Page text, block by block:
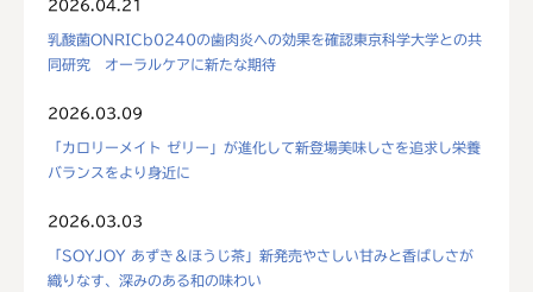
2026.04.21
乳酸菌ONRICb0240の歯肉炎への効果を確認東京科学大学との共
同研究 オーラルケアに新たな期待
2026.03.09
「カロリーメイト ゼリー」が進化して新登場美味しさを追求し栄養
バランスをより身近に
2026.03.03
「SOYJOY あずき＆ほうじ茶」新発売やさしい甘みと香ばしさが
織りなす、深みのある和の味わい